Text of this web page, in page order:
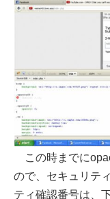
この時までに
ので、セキュリテ
ティ確認番号は、